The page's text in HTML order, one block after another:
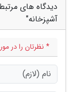
دیدگاه های
آشپزخانه"
* نظرتان را در